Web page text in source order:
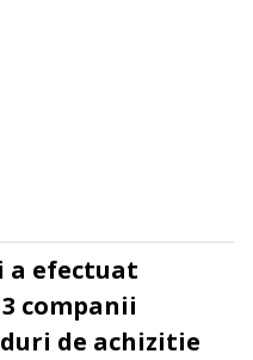
a efectuat
companii
de achizitie